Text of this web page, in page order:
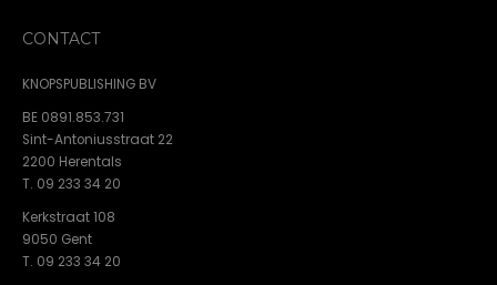
CONTACT
KNOPSPUBLISHING BV
BE 0891.853.731
Sint-Antoniusstraat 22
2200 Herentals
T. 09 233 34 20
Kerkstraat 108
9050 Gent
T. 09 233 34 20